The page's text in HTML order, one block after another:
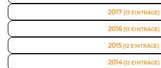
2017 (13 EINTRÄGE)
2016(13 EINTRÄGE)
2015 (12 EINTRÄGE)
2014(12 EINTRÄGE)